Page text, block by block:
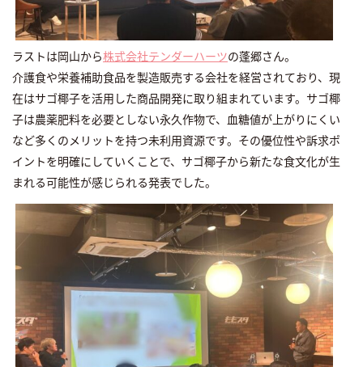
ラストは岡山から株式会社テンダーハーツの蓬郷さん。
介護食や栄養補助食品を製造販売する会社を経営されており、現
在はサゴ椰子を活用した商品開発に取り組まれています。サゴ椰
子は農薬肥料を必要としない永久作物で、血糖値が上がりにくい
など多くのメリットを持つ未利用資源です。その優位性や訴求ポ
イントを明確にしていくことで、サゴ椰子から新たな食文化が生
まれる可能性が感じられる発表でした。